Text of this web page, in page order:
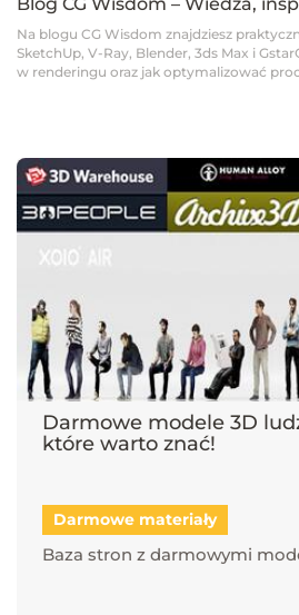
Na blogu CG Wisdom znajdziesz
SketchUp, V-Ray, Blender, 3ds Max i
w renderingu oraz jak optymalizować
Darmowe modele 3D
które warto znać!
Darmowe materiały
Baza stron z darmowymi